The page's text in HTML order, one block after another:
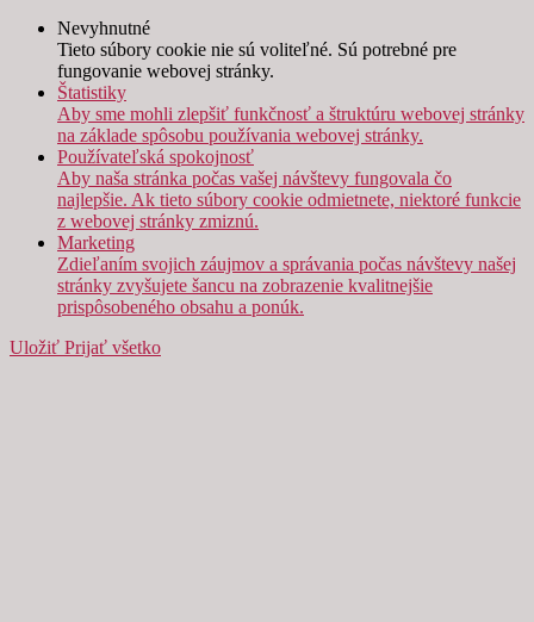
Nevyhnutné
Tieto súbory cookie nie sú voliteľné. Sú potrebné pre
fungovanie webovej stránky.
Štatistiky
Aby sme mohli zlepšiť funkčnosť a štruktúru webovej stránky
na základe spôsobu používania webovej stránky.
Používateľská spokojnosť
Aby naša stránka počas vašej návštevy fungovala čo
najlepšie. Ak tieto súbory cookie odmietnete, niektoré funkcie
z webovej stránky zmiznú.
Marketing
Zdieľaním svojich záujmov a správania počas návštevy našej
stránky zvyšujete šancu na zobrazenie kvalitnejšie
prispôsobeného obsahu a ponúk.
Uložiť Prijať všetko